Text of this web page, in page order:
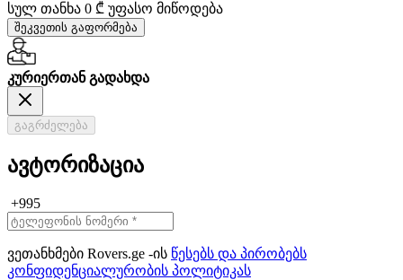
სულ თანხა 0 ₾ უფასო მიწოდება
შეკვეთის გაფორმება
კურიერთან გადახდა
გაგრძელება
ავტორიზაცია
+995
ვეთანხმები Rovers.ge -ის წესებს და პირობებს
კონფიდენციალურობის პოლიტიკას